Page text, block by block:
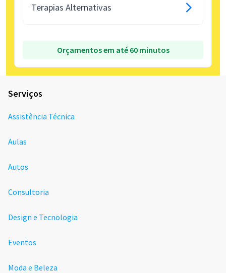
Terapias Alternativas
Orçamentos em até 60 minutos
Serviços
Assistência Técnica
Aulas
Autos
Consultoria
Design e Tecnologia
Eventos
Moda e Beleza